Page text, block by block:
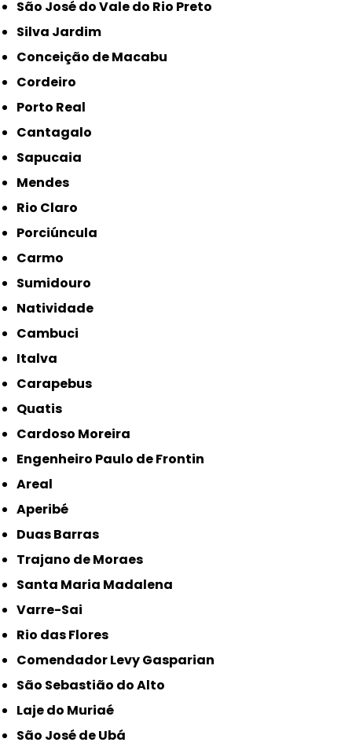
São José do Vale do Rio Preto
Silva Jardim
Conceição de Macabu
Cordeiro
Porto Real
Cantagalo
Sapucaia
Mendes
Rio Claro
Porciúncula
Carmo
Sumidouro
Natividade
Cambuci
Italva
Carapebus
Quatis
Cardoso Moreira
Engenheiro Paulo de Frontin
Areal
Aperibé
Duas Barras
Trajano de Moraes
Santa Maria Madalena
Varre-Sai
Rio das Flores
Comendador Levy Gasparian
São Sebastião do Alto
Laje do Muriaé
São José de Ubá